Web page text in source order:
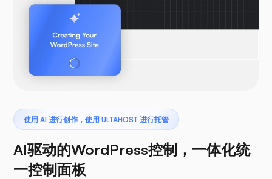
使用 AI 进行创作，使用 ULTAHOST 进行托管
AI驱动的WordPress控制，一体化统
一控制面板